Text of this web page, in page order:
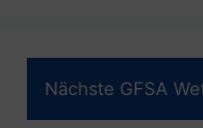
Nächste GFSA